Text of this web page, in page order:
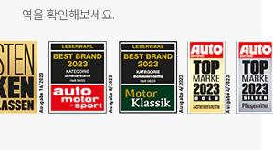
역을 확인해보세요.